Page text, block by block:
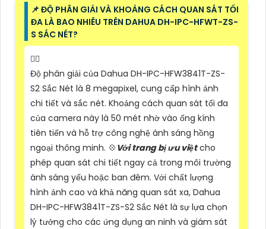
📌 ĐỘ PHÂN GIẢI VÀ KHOẢNG CÁCH QUAN SÁT TỐI
ĐA LÀ BAO NHIÊU TRÊN DAHUA DH-IPC-HFWT-ZS-
S SẮC NÉT?
❤️‍💋‍
Độ phân giải của Dahua DH-IPC-HFW3841T-ZS-
S2 Sắc Nét là 8 megapixel, cung cấp hình ảnh
chi tiết và sắc nét. Khoảng cách quan sát tối đa
của camera này là 50 mét nhờ vào ống kính
tiên tiến và hỗ trợ công nghệ ánh sáng hồng
ngoại thông minh. 💠Với trang bị ưu việtcho
phép quan sát chi tiết ngay cả trong môi trường
ánh sáng yếu hoặc ban đêm. Với chất lượng
hình ảnh cao và khả năng quan sát xa, Dahua
DH-IPC-HFW3841T-ZS-S2 Sắc Nét là sự lựa chọn
lý tưởng cho các ứng dụng an ninh và giám sát